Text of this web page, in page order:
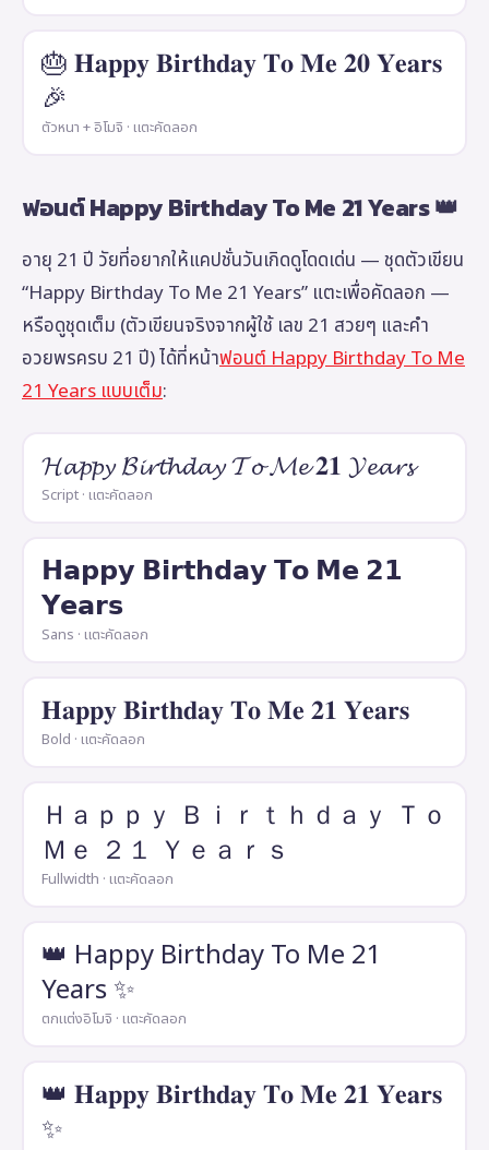
🎂 𝐇𝐚𝐩𝐩𝐲 𝐁𝐢𝐫𝐭𝐡𝐝𝐚𝐲 𝐓𝐨 𝐌𝐞 𝟐𝟎 𝐘𝐞𝐚𝐫𝐬
🎉
ตัวหนา + อิโมจิ · แตะคัดลอก
ฟอนต์ Happy Birthday To Me 21 Years 👑
อายุ 21 ปี วัยที่อยากให้แคปชั่นวันเกิดดูโดดเด่น — ชุดตัวเขียน
“Happy Birthday To Me 21 Years” แตะเพื่อคัดลอก —
หรือดูชุดเต็ม (ตัวเขียนจริงจากผู้ใช้ เลข 21 สวยๆ และคำ
อวยพรครบ 21 ปี) ได้ที่หน้าฟอนต์ Happy Birthday To Me
21 Years แบบเต็ม:
𝓗𝓪𝓹𝓹𝔂 𝓑𝓲𝓻𝓽𝓱𝓭𝓪𝔂 𝓣𝓸 𝓜𝓮 𝟐𝟏 𝓨𝓮𝓪𝓻𝓼
Script · แตะคัดลอก
𝗛𝗮𝗽𝗽𝘆 𝗕𝗶𝗿𝘁𝗵𝗱𝗮𝘆 𝗧𝗼 𝗠𝗲 𝟮𝟭
𝗬𝗲𝗮𝗿𝘀
Sans · แตะคัดลอก
𝐇𝐚𝐩𝐩𝐲 𝐁𝐢𝐫𝐭𝐡𝐝𝐚𝐲 𝐓𝐨 𝐌𝐞 𝟐𝟏 𝐘𝐞𝐚𝐫𝐬
Bold · แตะคัดลอก
Ｈａｐｐｙ Ｂｉｒｔｈｄａｙ Ｔｏ
Ｍｅ ２１ Ｙｅａｒｓ
Fullwidth · แตะคัดลอก
👑 Happy Birthday To Me 21
Years ✨
ตกแต่งอิโมจิ · แตะคัดลอก
👑 𝐇𝐚𝐩𝐩𝐲 𝐁𝐢𝐫𝐭𝐡𝐝𝐚𝐲 𝐓𝐨 𝐌𝐞 𝟐𝟏 𝐘𝐞𝐚𝐫𝐬
✨